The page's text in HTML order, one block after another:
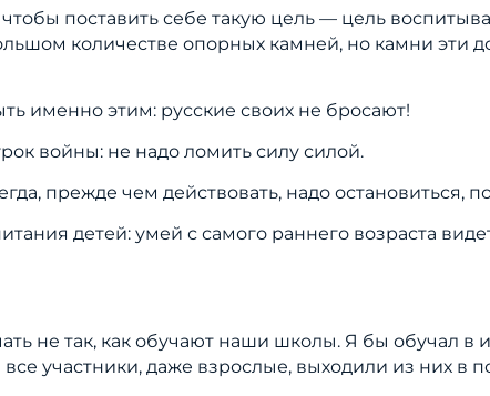
поставить себе такую цель — цель
количестве опорных камней, но камни эти
именно этим: русские своих не бросают!
войны: не надо ломить силу силой.
прежде чем действовать, надо остановиться,
детей: умей с самого раннего возраста
не так, как обучают наши школы. Я бы обучал в
все участники, даже взрослые, выходили из них в